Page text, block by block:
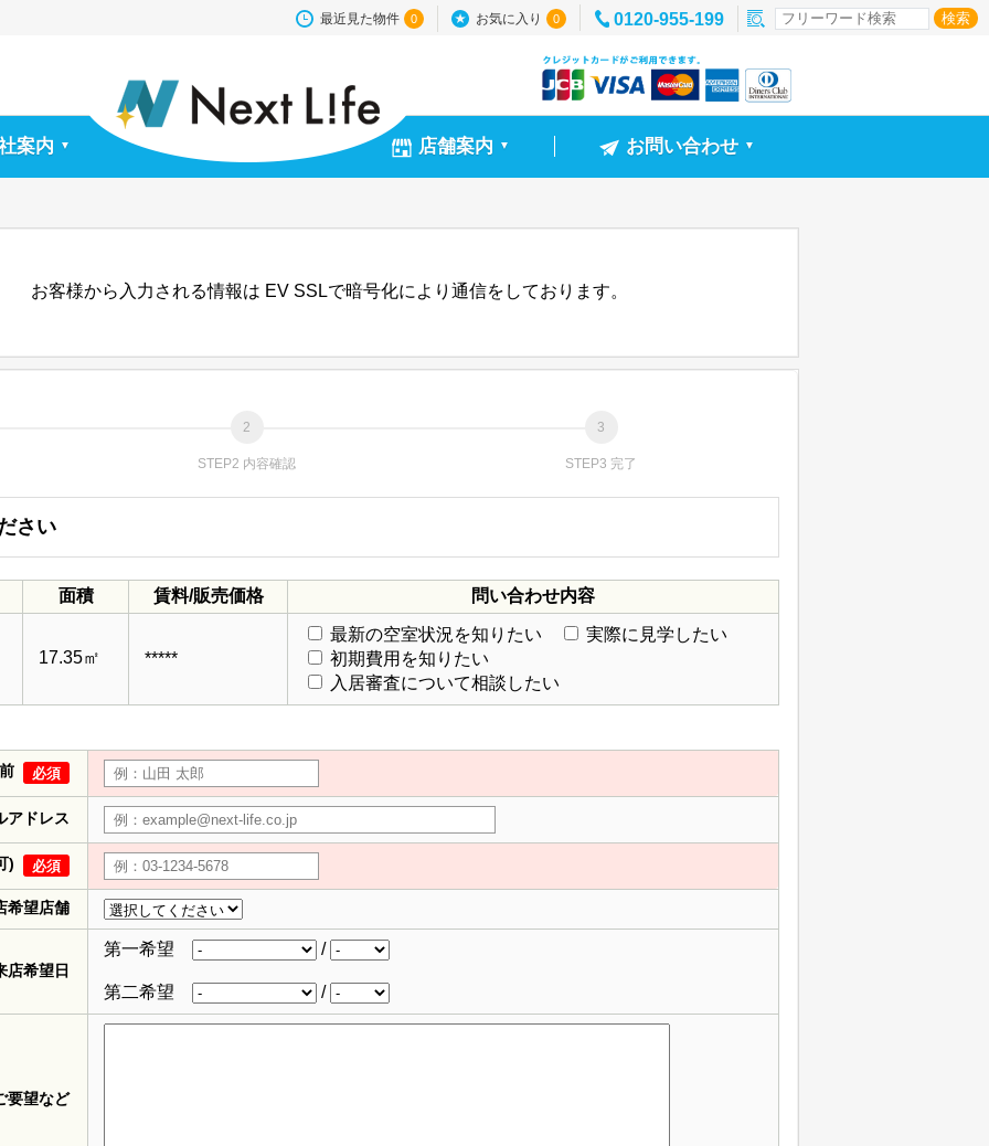
最近見た物件 0 お気に入り 0 0120-955-199
案内 ▼ 店舗案内 ▼ お問い合わせ ▼
お客様から入力される情報は EV SSLで暗号化により通信をしております。
STEP2 内容確認 STEP3 完了
さい
面積 賃料/販売価格 問い合わせ内容
17.35㎡ *****
最新の空室状況を知りたい
実際に見学したい
初期費用を知りたい
入居審査について相談したい
必須
アドレス
) 必須
希望店舗
店希望日
第一希望 /
第二希望 /
要望など